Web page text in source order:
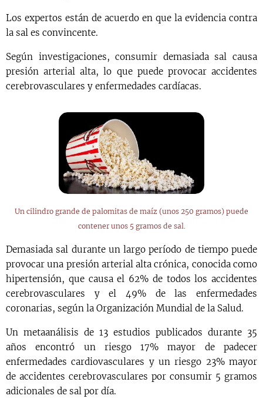
Los expertos están de acuerdo en que la evidencia contra
la sal es convincente.
Según investigaciones, consumir demasiada sal causa
presión arterial alta, lo que puede provocar accidentes
cerebrovasculares y enfermedades cardíacas.
Un cilindro grande de palomitas de maíz (unos 250 gramos) puede
contener unos 5 gramos de sal.
Demasiada sal durante un largo período de tiempo puede
provocar una presión arterial alta crónica, conocida como
hipertensión, que causa el 62% de todos los accidentes
cerebrovasculares y el 49% de las enfermedades
coronarias, según la Organización Mundial de la Salud.
Un metaanálisis de 13 estudios publicados durante 35
años encontró un riesgo 17% mayor de padecer
enfermedades cardiovasculares y un riesgo 23% mayor
de accidentes cerebrovasculares por consumir 5 gramos
adicionales de sal por día.